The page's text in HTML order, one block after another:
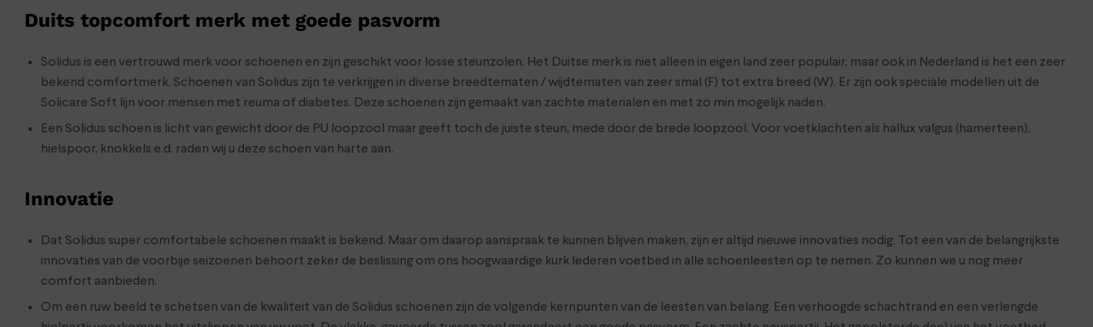
Duits topcomfort merk met goede pasvorm
Solidus is een vertrouwd merk voor schoenen en zijn geschikt voor losse steunzolen. Het Duitse merk is niet alleen in eigen land zeer populair, maar ook in Nederland is het een zeer
bekend comfortmerk. Schoenen van Solidus zijn te verkrijgen in diverse breedtematen / wijdtematen van zeer smal (F) tot extra breed (W). Er zijn ook speciale modellen uit de
Solicare Soft lijn voor mensen met reuma of diabetes. Deze schoenen zijn gemaakt van zachte materialen en met zo min mogelijk naden.
Een Solidus schoen is licht van gewicht door de PU loopzool maar geeft toch de juiste steun, mede door de brede loopzool. Voor voetklachten als hallux valgus (hamerteen),
hielspoor, knokkels e.d. raden wij u deze schoen van harte aan.
Innovatie
Dat Solidus super comfortabele schoenen maakt is bekend. Maar om daarop aanspraak te kunnen blijven maken, zijn er altijd nieuwe innovaties nodig. Tot een van de belangrijkste
innovaties van de voorbije seizoenen behoort zeker de beslissing om ons hoogwaardige kurk lederen voetbed in alle schoenleesten op te nemen. Zo kunnen we u nog meer
comfort aanbieden.
Om een ruw beeld te schetsen van de kwaliteit van de Solidus schoenen zijn de volgende kernpunten van de leesten van belang. Een verhoogde schachtrand en een verlengde